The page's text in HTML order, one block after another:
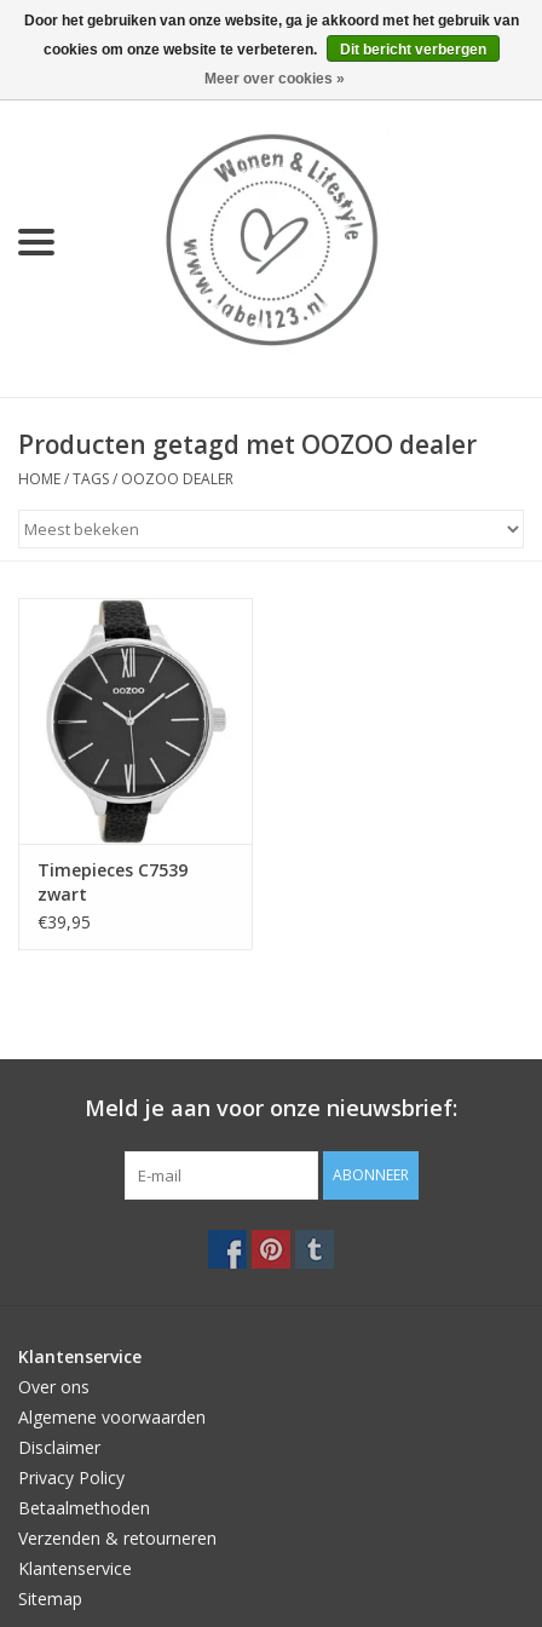
0 Artikelen - €0,00
KEUKEN
LIFESTYLE
MEUBELS
OUTDOOR
SALE
KAMERS
ALGEMEEN
Merken
Producten getagd met OOZOO dealer
HOME/TAGS/ OOZOO DEALER
Timepieces C7539
zwart
€39,95
Meld je aan voor onze nieuwsbrief:
ABONNEER
Klantenservice
Over ons
Algemene voorwaarden
Disclaimer
Privacy Policy
Betaalmethoden
Verzenden & retourneren
Klantenservice
Sitemap
Door het gebruiken van onze website, ga je akkoord met het gebruik van
cookies om onze website te verbeteren.
Dit bericht verbergen
Meer over cookies »